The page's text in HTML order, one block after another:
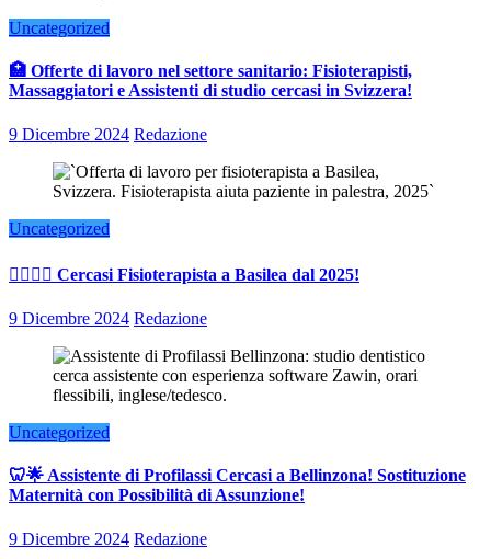
Uncategorized
🏥 Offerte di lavoro nel settore sanitario: Fisioterapisti,
Massaggiatori e Assistenti di studio cercasi in Svizzera!
9 Dicembre 2024 Redazione
Uncategorized
👨‍⚕️👩‍⚕️ Cercasi Fisioterapista a Basilea dal 2025!
9 Dicembre 2024 Redazione
Uncategorized
🦷🌟 Assistente di Profilassi Cercasi a Bellinzona! Sostituzione
Maternità con Possibilità di Assunzione!
9 Dicembre 2024 Redazione